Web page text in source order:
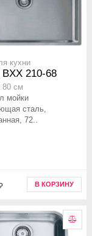
кухни
BXX 210-68
80 см
мойки
сталь,
72..
В КОРЗИНУ